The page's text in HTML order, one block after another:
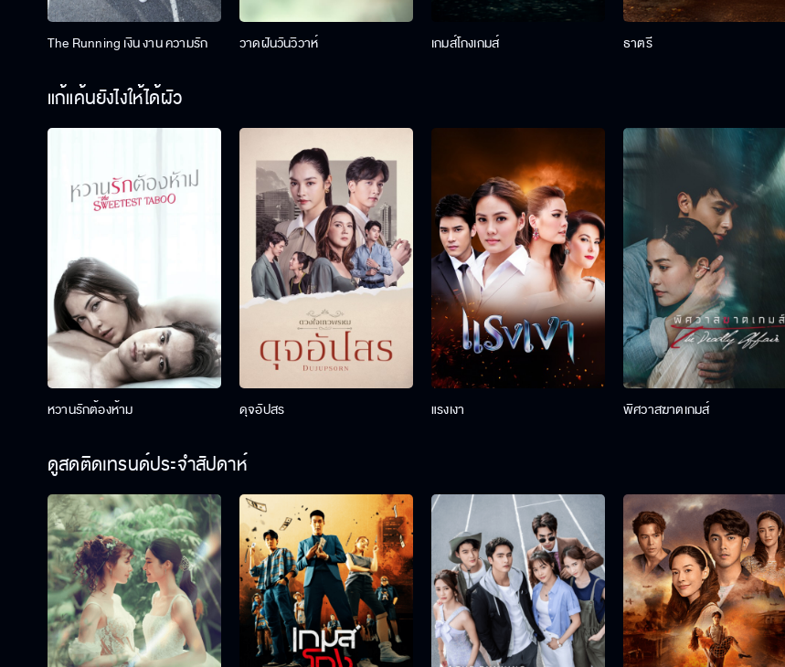
The Running เงิน งาน ความรัก วาดฝันวันวิวาห์ เกมส์โกงเกมส์ ธาตรี
แก้แค้นยังไงให้ได้ผัว
หวานรักต้องห้าม ดุจอัปสร แรงเงา พิศวาสฆาตเกมส์
ดูสดติดเทรนด์ประจำสัปดาห์